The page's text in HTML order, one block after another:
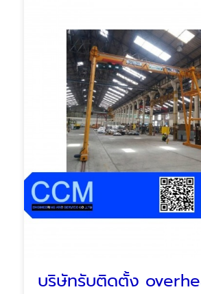
บริษัทรับติดตั้ง